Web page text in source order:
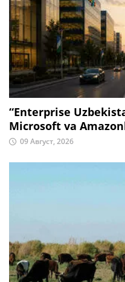
“Enterprise
Microsoft va
09 Август, 2026